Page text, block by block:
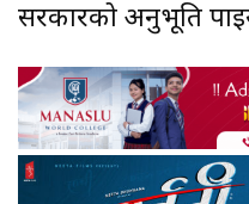
सरकारको अनुभूति